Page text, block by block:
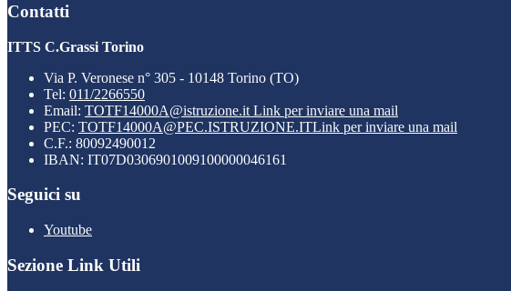
Contatti
ITTS C.Grassi Torino
Via P. Veronese n° 305 - 10148 Torino (TO)
Tel: 011/2266550
Email: TOTF14000A@istruzione.it Link per inviare una mail
PEC: TOTF14000A@PEC.ISTRUZIONE.ITLink per inviare una mail
C.F.: 80092490012
IBAN: IT07D0306901009100000046161
Seguici su
Youtube
Sezione Link Utili